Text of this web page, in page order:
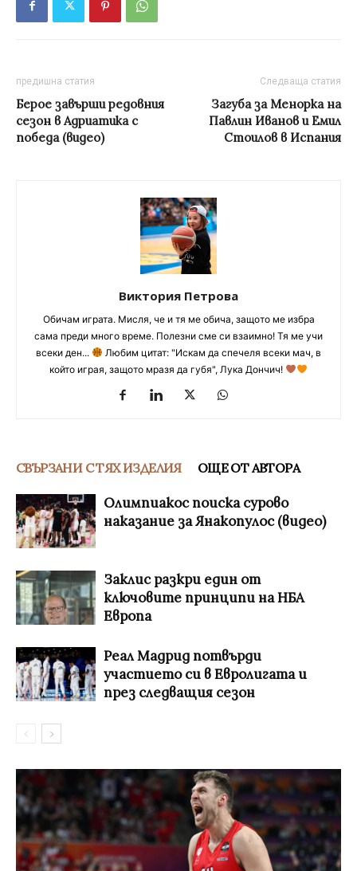
предишна статия
Берое завърши редовния
сезон в Адриатика с
победа (видео)
Следваща статия
Загуба за Менорка на
Павлин Иванов и Емил
Стоилов в Испания
Виктория Петрова
Обичам играта. Мисля, че и тя ме обича, защото ме избра
сама преди много време. Полезни сме си взаимно! Тя ме учи
всеки ден...
Любим цитат: "Искам да спечеля всеки мач, в
който играя, защото мразя да губя", Лука Дончич!
СВЪРЗАНИ С ТЯХ ИЗДЕЛИЯ ОЩЕ ОТ АВТОРА
Олимпиакос поиска сурово
наказание за Янакопулос (видео)
Заклис разкри един от
ключовите принципи на НБА
Европа
Реал Мадрид потвърди
участието си в Евролигата и
през следващия сезон